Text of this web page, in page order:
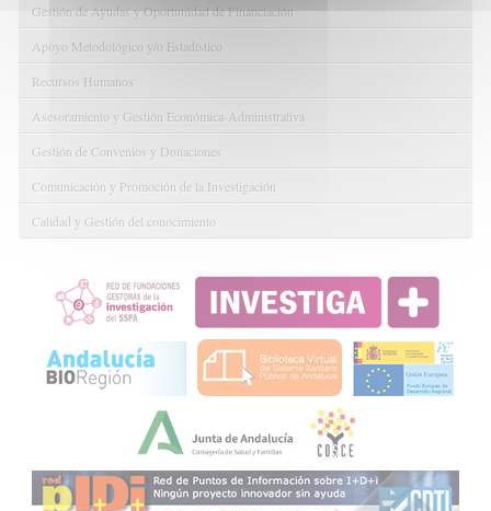
Gestión de Ayudas y Oportunidad de Financiación
Apoyo Metodológico y/o Estadístico
Recursos Humanos
Asesoramiento y Gestión Económica-Administrativa
Gestión de Convenios y Donaciones
Comunicación y Promoción de la Investigación
Calidad y Gestión del conocimiento